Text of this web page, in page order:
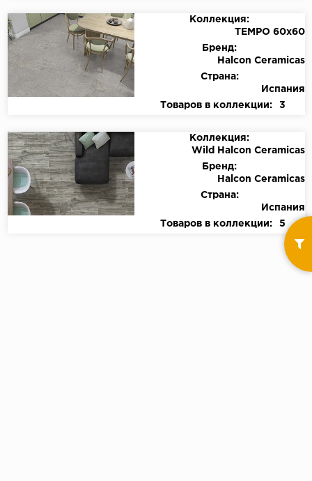
Коллекция:
TEMPO 60x60
Бренд:
Halcon Ceramicas
Страна:
Испания
Товаров в коллекции:
3
Коллекция:
Wild Halcon Ceramicas
Бренд:
Halcon Ceramicas
Страна:
Испания
Товаров в коллекции:
5